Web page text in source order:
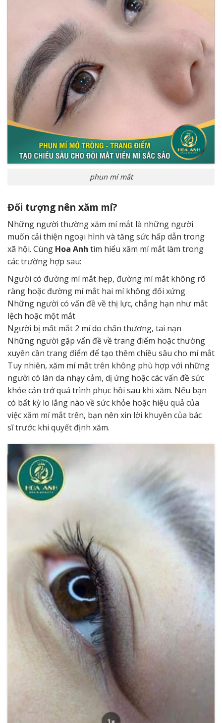
phun mí mắt
Đối tượng nên xăm mí?
Những người thường xăm mí mắt là những người
muốn cải thiện ngoại hình và tăng sức hấp dẫn trong
xã hội. Cùng Hoa Anh tìm hiểu xăm mí mắt làm trong
các trường hợp sau:
Người có đường mí mắt hẹp, đường mí mắt không rõ
ràng hoặc đường mí mắt hai mí không đối xứng
Những người có vấn đề về thị lực, chẳng hạn như mắt
lệch hoặc một mắt
Người bị mất mắt 2 mí do chấn thương, tai nạn
Những người gặp vấn đề về trang điểm hoặc thường
xuyên cần trang điểm để tạo thêm chiều sâu cho mí mắt
Tuy nhiên, xăm mí mắt trên không phù hợp với những
người có làn da nhạy cảm, dị ứng hoặc các vấn đề sức
khỏe cản trở quá trình phục hồi sau khi xăm. Nếu bạn
có bất kỳ lo lắng nào về sức khỏe hoặc hiệu quả của
việc xăm mí mắt trên, bạn nên xin lời khuyên của bác
sĩ trước khi quyết định xăm.